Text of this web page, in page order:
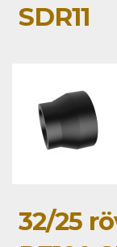
SDR11
32/25